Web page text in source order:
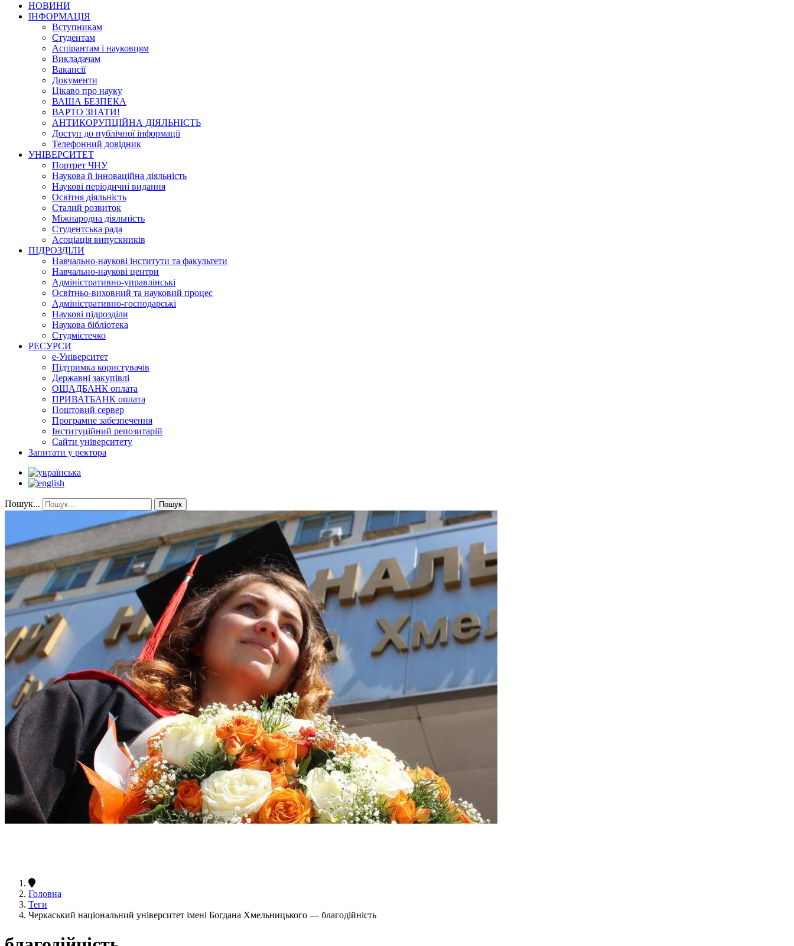
НОВИНИ
ІНФОРМАЦІЯ
Вступникам
Студентам
Аспірантам і науковцям
Викладачам
Вакансії
Документи
Цікаво про науку
ВАША БЕЗПЕКА
ВАРТО ЗНАТИ!
АНТИКОРУПЦІЙНА ДІЯЛЬНІСТЬ
Доступ до публічної інформації
Телефонний довідник
УНІВЕРСИТЕТ
Портрет ЧНУ
Наукова й інноваційна діяльність
Наукові періодичні видання
Освітня діяльність
Сталий розвиток
Міжнародна діяльність
Студентська рада
Асоціація випускників
ПІДРОЗДІЛИ
Навчально-наукові інститути та факультети
Навчально-наукові центри
Адміністративно-управлінські
Освітньо-виховний та науковий процес
Адміністративно-господарські
Наукові підрозділи
Наукова бібліотека
Студмістечко
РЕСУРСИ
е-Університет
Підтримка користувачів
Державні закупівлі
ОЩАДБАНК оплата
ПРИВАТБАНК оплата
Поштовий сервер
Програмне забезпечення
Інституційний репозитарій
Сайти університету
Запитати у ректора
Пошук... Пошук
Головна
Теги
Черкаський національний університет імені Богдана Хмельницького — благодійність